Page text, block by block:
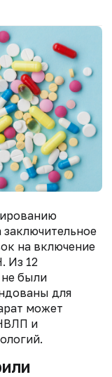
на включение
Из 12
были
для
может
и